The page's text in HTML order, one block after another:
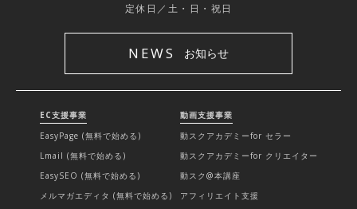
定休日／土・日・祝日
NEWS お知らせ
EC支援事業
EasyPage (無料で始める)
Lmail (無料で始める)
EasySEO (無料で始める)
メルマガエディタ (無料で始める)
動画支援事業
動スクアカデミーfor セラー
動スクアカデミーfor クリエイター
動スク@本講座
アフィリエイト支援